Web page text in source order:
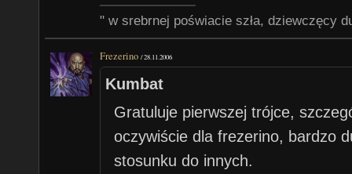
" w srebrnej poświacie szła, dziewczęcy
Frezerino /28.11.2006
Kumbat
Gratuluje pierwszej trójce,
oczywiście dla frezerino, bardzo
stosunku do innych.